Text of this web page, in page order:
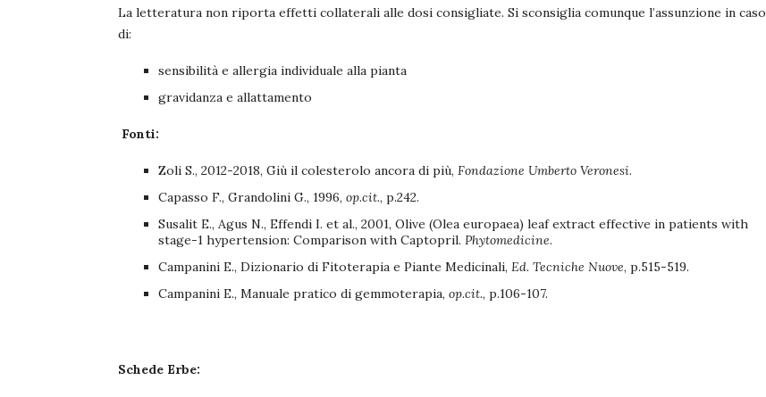
La letteratura non riporta effetti collaterali alle dosi consigliate. Si sconsiglia comunque l’assunzione in caso
di:
sensibilità e allergia individuale alla pianta
gravidanza e allattamento
Fonti:
Zoli S., 2012-2018, Giù il colesterolo ancora di più, Fondazione Umberto Veronesi.
Capasso F., Grandolini G., 1996, op.cit., p.242.
Susalit E., Agus N., Effendi I. et al., 2001, Olive (Olea europaea) leaf extract effective in patients with
stage-1 hypertension: Comparison with Captopril. Phytomedicine.
Campanini E., Dizionario di Fitoterapia e Piante Medicinali, Ed. Tecniche Nuove, p.515-519.
Campanini E., Manuale pratico di gemmoterapia, op.cit., p.106-107.
Schede Erbe: